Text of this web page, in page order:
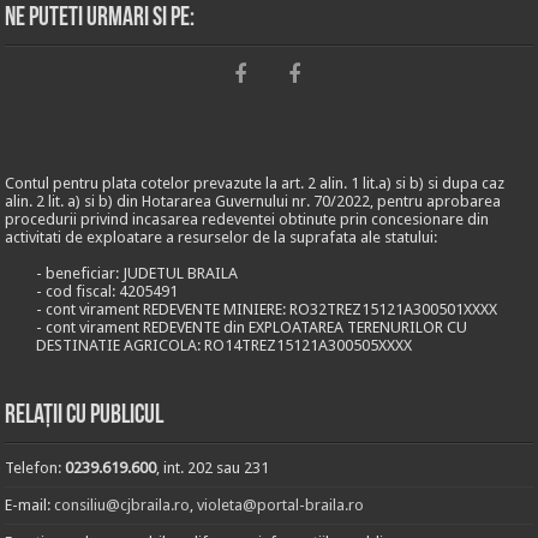
Ne puteti urmari si pe:
Contul pentru plata cotelor prevazute la art. 2 alin. 1 lit.a) si b) si dupa caz
alin. 2 lit. a) si b) din Hotararea Guvernului nr. 70/2022, pentru aprobarea
procedurii privind incasarea redeventei obtinute prin concesionare din
activitati de exploatare a resurselor de la suprafata ale statului:
- beneficiar: JUDETUL BRAILA
- cod fiscal: 4205491
- cont virament REDEVENTE MINIERE: RO32TREZ15121A300501XXXX
- cont virament REDEVENTE din EXPLOATAREA TERENURILOR CU
DESTINATIE AGRICOLA: RO14TREZ15121A300505XXXX
Relații cu publicul
Telefon:0239.619.600, int. 202 sau 231
E-mail:consiliu@cjbraila.ro,violeta@portal-braila.ro